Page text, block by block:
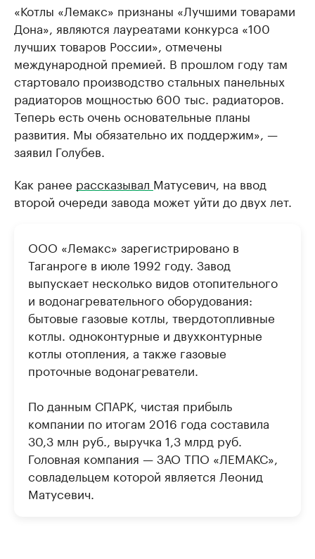
«Котлы «Лемакс» признаны «Лучшими товарами
Дона», являются лауреатами конкурса «100
лучших товаров России», отмечены
международной премией. В прошлом году там
стартовало производство стальных панельных
радиаторов мощностью 600 тыс. радиаторов.
Теперь есть очень основательные планы
развития. Мы обязательно их поддержим», —
заявил Голубев.
Как ранее рассказывал Матусевич, на ввод
второй очереди завода может уйти до двух лет.
ООО «Лемакс» зарегистрировано в
Таганроге в июле 1992 году. Завод
выпускает несколько видов отопительного
и водонагревательного оборудования:
бытовые газовые котлы, твердотопливные
котлы. одноконтурные и двухконтурные
котлы отопления, а также газовые
проточные водонагреватели.
По данным СПАРК, чистая прибыль
компании по итогам 2016 года составила
30,3 млн руб., выручка 1,3 млрд руб.
Головная компания — ЗАО ТПО «ЛЕМАКС»,
совладельцем которой является Леонид
Матусевич.